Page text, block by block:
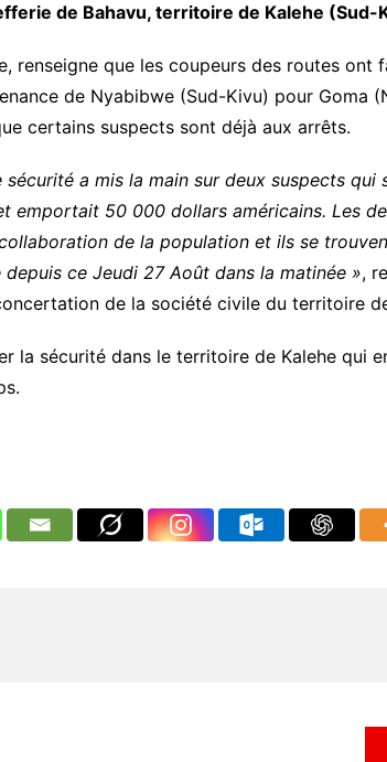
de Bahavu, territoire de Kalehe (Sud-
renseigne que les coupeurs des routes ont
de Nyabibwe (Sud-Kivu) pour Goma
certains suspects sont déjà aux arrêts.
a mis la main sur deux suspects qui
emportait 50 000 dollars américains. Les
de la population et ils se
ce Jeudi 27 Août dans la matinée »,
de la société civile du territoire
la sécurité dans le territoire de Kalehe qui